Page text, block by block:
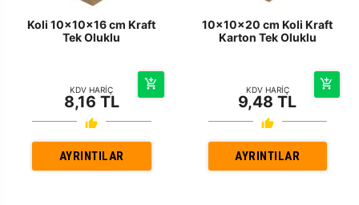
Koli 10x10x16 cm Kraft
Tek Oluklu
KDV HARİÇ
8,16 TL
AYRINTILAR
10x10x20 cm Koli Kraft
Karton Tek Oluklu
KDV HARİÇ
9,48 TL
AYRINTILAR